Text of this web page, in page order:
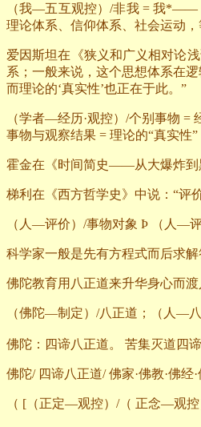
（我—五互观控）/非我= 我*——
理论体系、信仰体系、社会运动，
爱因斯坦在《狭义和广义相对论
系；一般来说，这个思想体系在
而理论的‘真实性’也正在于此。”
（学者—经历·观控）/个别事物 =
事物与观察结果 = 理论的“真实性”
霍金在《时间简史——从大爆炸到
梯利在《西方哲学史》中说：“评
（人—评价） /事物对象 Þ （人—
科学家一般是先有方程式而后求
佛陀教育用八正道来升华身心而渡
（佛陀—制定） /八正道；（人—八
佛陀：四谛八正道。 苦集灭道四
佛陀/ 四谛八正道/佛家·佛教·佛经·
（ [ （正定—观控） /（ 正念—观控